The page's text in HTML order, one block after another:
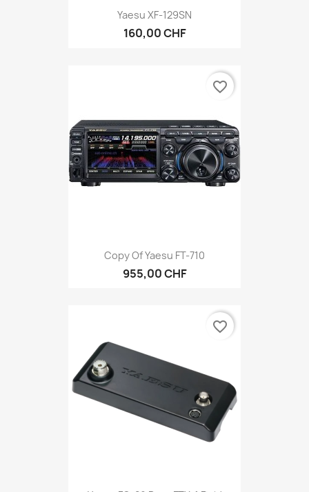
Yaesu XF-129SN
160,00 CHF
Copy Of Yaesu FT-710
955,00 CHF
favorite_border
favorite_border